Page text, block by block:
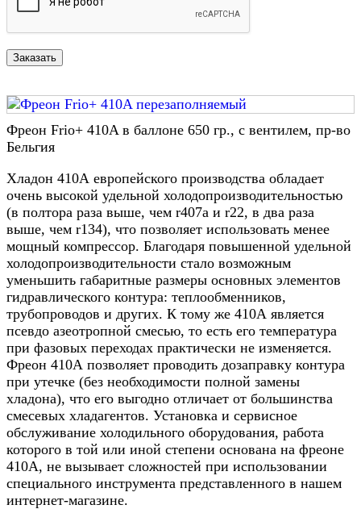
Фреон Frio+ 410A в баллоне 650 гр., с вентилем, пр-во
Бельгия
Хладон 410А европейского производства обладает
очень высокой удельной холодопроизводительностью
(в полтора раза выше, чем r407a и r22, в два раза
выше, чем r134), что позволяет использовать менее
мощный компрессор. Благодаря повышенной удельной
холодопроизводительности стало возможным
уменьшить габаритные размеры основных элементов
гидравлического контура: теплообменников,
трубопроводов и других. К тому же 410А является
псевдо азеотропной смесью, то есть его температура
при фазовых переходах практически не изменяется.
Фреон 410А позволяет проводить дозаправку контура
при утечке (без необходимости полной замены
хладона), что его выгодно отличает от большинства
смесевых хладагентов. Установка и сервисное
обслуживание холодильного оборудования, работа
которого в той или иной степени основана на фреоне
410А, не вызывает сложностей при использовании
специального инструмента представленного в нашем
интернет-магазине.